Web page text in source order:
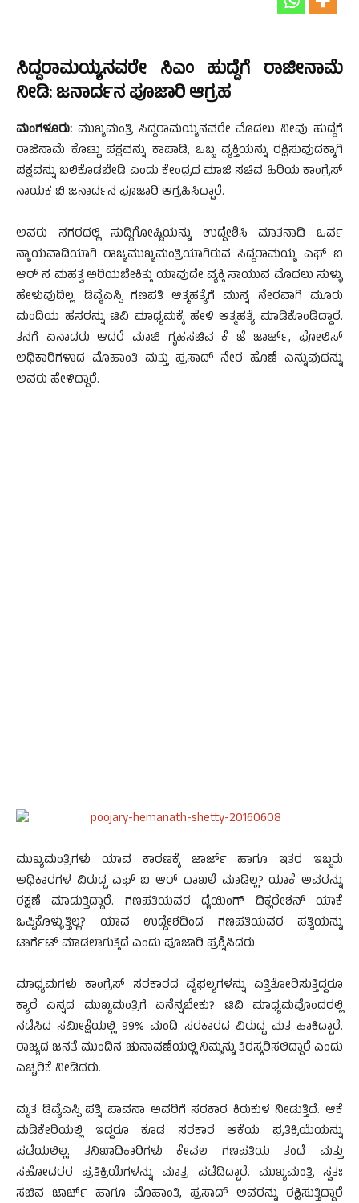
ಸಿದ್ದರಾಮಯ್ಯನವರೇ ಸಿಎಂ ಹುದ್ದೆಗೆ ರಾಜೀನಾಮೆ
ನೀಡಿ: ಜನಾರ್ದನ ಪೂಜಾರಿ ಆಗ್ರಹ
ಮಂಗಳೂರು: ಮುಖ್ಯಮಂತ್ರಿ ಸಿದ್ದರಾಮಯ್ಯನವರೇ ಮೊದಲು ನೀವು ಹುದ್ದೆಗೆ
ರಾಜಿನಾಮೆ ಕೊಟ್ಟು ಪಕ್ಷವನ್ನು ಕಾಪಾಡಿ, ಒಬ್ಬ ವ್ಯಕ್ತಿಯನ್ನು ರಕ್ಷಿಸುವುದಕ್ಕಾಗಿ
ಪಕ್ಷವನ್ನು ಬಲಿಕೊಡಬೇಡಿ ಎಂದು ಕೇಂದ್ರದ ಮಾಜಿ ಸಚಿವ ಹಿರಿಯ ಕಾಂಗ್ರೆಸ್
ನಾಯಕ ಬಿ ಜನಾರ್ದನ ಪೂಜಾರಿ ಆಗ್ರಹಿಸಿದ್ದಾರೆ.
ಅವರು ನಗರದಲ್ಲಿ ಸುದ್ದಿಗೋಷ್ಟಿಯನ್ನು ಉದ್ದೇಶಿಸಿ ಮಾತನಾಡಿ ಒರ್ವ
ನ್ಯಾಯವಾದಿಯಾಗಿ ರಾಜ್ಯಮುಖ್ಯಮಂತ್ರಿಯಾಗಿರುವ ಸಿದ್ದರಾಮಯ್ಯ ಎಫ್ ಐ
ಆರ್ ನ ಮಹತ್ವ ಅರಿಯಬೇಕಿತ್ತು ಯಾವುದೇ ವ್ಯಕ್ತಿ ಸಾಯುವ ಮೊದಲು ಸುಳ್ಳು
ಹೇಳುವುದಿಲ್ಲ. ಡಿವೈಎಸ್ಪಿ ಗಣಪತಿ ಆತ್ಮಹತ್ಯೆಗೆ ಮುನ್ನ ನೇರವಾಗಿ ಮೂರು
ಮಂದಿಯ ಹೆಸರನ್ನು ಟಿವಿ ಮಾಧ್ಯಮಕ್ಕೆ ಹೇಳಿ ಆತ್ಮಹತ್ಯೆ ಮಾಡಿಕೊಂಡಿದ್ದಾರೆ.
ತನಗೆ ಏನಾದರು ಆದರೆ ಮಾಜಿ ಗೃಹಸಚಿವ ಕೆ ಜೆ ಜಾರ್ಜ್, ಪೋಲಿಸ್
ಅಧಿಕಾರಿಗಳಾದ ಮೊಹಾಂತಿ ಮತ್ತು ಪ್ರಸಾದ್ ನೇರ ಹೊಣೆ ಎನ್ನುವುದನ್ನು
ಅವರು ಹೇಳಿದ್ದಾರೆ.
ಮುಖ್ಯಮಂತ್ರಿಗಳು ಯಾವ ಕಾರಣಕ್ಕೆ ಜಾರ್ಜ್ ಹಾಗೂ ಇತರ ಇಬ್ಬರು
ಅಧಿಕಾರಗಳ ವಿರುದ್ದ ಎಫ್ ಐ ಆರ್ ದಾಖಲೆ ಮಾಡಿಲ್ಲ? ಯಾಕೆ ಅವರನ್ನು
ರಕ್ಷಣೆ ಮಾಡುತ್ತಿದ್ದಾರೆ. ಗಣಪತಿಯವರ ಡೈಯಿಂಗ್ ಡಿಕ್ಲರೇಶನ್ ಯಾಕೆ
ಒಪ್ಪಿಕೊಳ್ಳುತ್ತಿಲ್ಲ? ಯಾವ ಉದ್ದೇಶದಿಂದ ಗಣಪತಿಯವರ ಪತ್ನಿಯನ್ನು
ಟಾರ್ಗೆಟ್ ಮಾಡಲಾಗುತ್ತಿದೆ ಎಂದು ಪೂಜಾರಿ ಪ್ರಶ್ನಿಸಿದರು.
ಮಾಧ್ಯಮಗಳು ಕಾಂಗ್ರೆಸ್ ಸರಕಾರದ ವೈಫಲ್ಯಗಳನ್ನು ಎತ್ತಿತೋರಿಸುತ್ತಿದ್ದರೂ
ಕ್ಯಾರೆ ಎನ್ನದ ಮುಖ್ಯಮಂತ್ರಿಗೆ ಏನೆನ್ನಬೇಕು? ಟಿವಿ ಮಾಧ್ಯಮವೊಂದರಲ್ಲಿ
ನಡೆಸಿದ ಸಮೀಕ್ಷೆಯಲ್ಲಿ 99% ಮಂದಿ ಸರಕಾರದ ವಿರುದ್ದ ಮತ ಹಾಕಿದ್ದಾರೆ.
ರಾಜ್ಯದ ಜನತೆ ಮುಂದಿನ ಚುನಾವಣೆಯಲ್ಲಿ ನಿಮ್ಮನ್ನು ತಿರಸ್ಕರಿಸಲಿದ್ದಾರೆ ಎಂದು
ಎಚ್ಚರಿಕೆ ನೀಡಿದರು.
ಮೃತ ಡಿವೈಎಸ್ಪಿ ಪತ್ನಿ ಪಾವನಾ ಅವರಿಗೆ ಸರಕಾರ ಕಿರುಕುಳ ನೀಡುತ್ತಿದೆ. ಆಕೆ
ಮಡಿಕೇರಿಯಲ್ಲಿ ಇದ್ದರೂ ಕೂಡ ಸರಕಾರ ಆಕೆಯ ಪ್ರತಿಕ್ರಿಯೆಯನ್ನು
ಪಡೆಯಲಿಲ್ಲ. ತನಿಖಾಧಿಕಾರಿಗಳು ಕೇವಲ ಗಣಪತಿಯ ತಂದೆ ಮತ್ತು
ಸಹೋದರರ ಪ್ರತಿಕ್ರಿಯೆಗಳನ್ನು ಮಾತ್ರ ಪಡೆದಿದ್ದಾರೆ. ಮುಖ್ಯಮಂತ್ರಿ ಸ್ವತಃ
ಸಚಿವ ಜಾರ್ಜ್ ಹಾಗೂ ಮೊಹಾಂತಿ, ಪ್ರಸಾದ್ ಅವರನ್ನು ರಕ್ಷಿಸುತ್ತಿದ್ದಾರೆ